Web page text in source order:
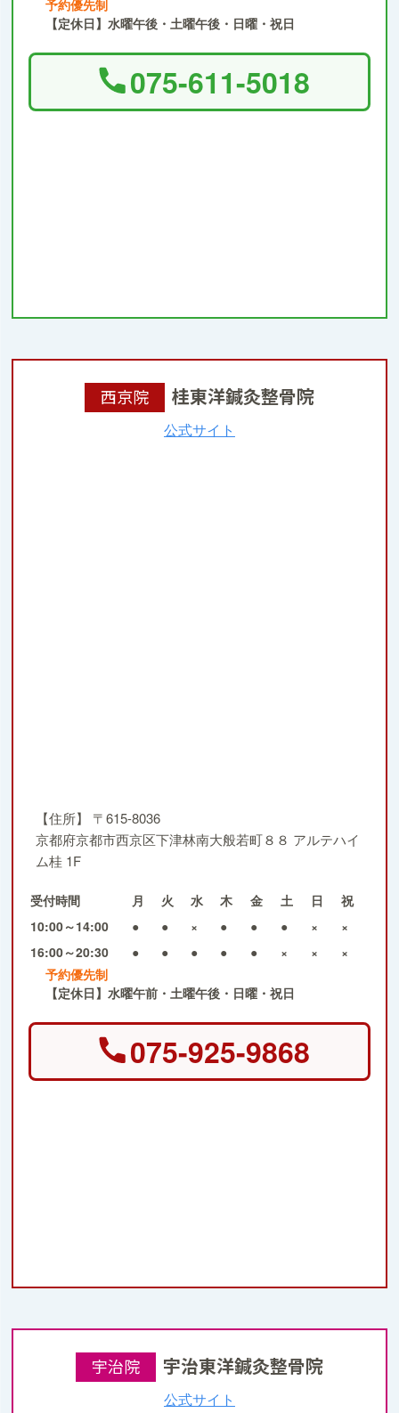
予約優先制
【定休日】水曜午後・土曜午後・日曜・祝日
075-611-5018
西京院 桂東洋鍼灸整骨院
公式サイト
【住所】
〒615-8036
京都府京都市西京区下津林南大般若町８８ アルテハイ
ム桂 1F
受付時間 月 火 水 木 金 土 日
祝
10:00～14:00
● ● × ● ● ● ×
×
16:00～20:30
● ● ● ● ● × ×
×
予約優先制
【定休日】水曜午前・土曜午後・日曜・祝日
075-925-9868
宇治院 宇治東洋鍼灸整骨院
公式サイト